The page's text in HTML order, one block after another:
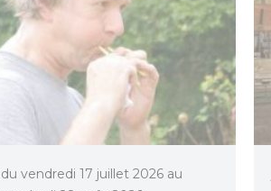
du vendredi 17 juillet 2026 au